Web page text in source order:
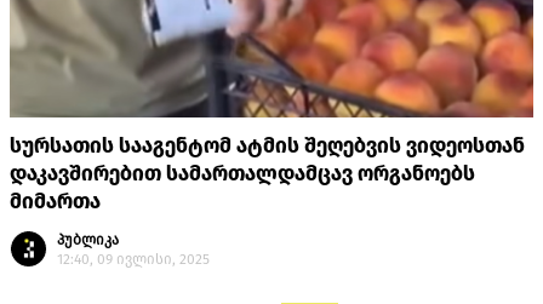
სურსათის სააგენტომ ატმის შეღებვის ვიდეოსთან
დაკავშირებით სამართალდამცავ ორგანოებს
მიმართა
პუბლიკა
12:40, 09 ივლისი, 2025